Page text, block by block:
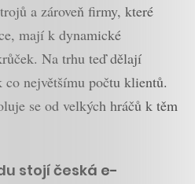
a zároveň firmy, které
mají k dynamické
Na trhu teď dělají
co největšímu počtu klientů.
se od velkých hráčů k těm
stojí česká e-